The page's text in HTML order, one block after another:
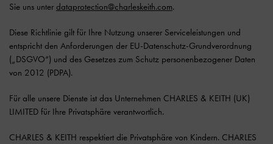
Sie uns unter dataprotection@charleskeith.com.
Diese Richtlinie gilt für Ihre Nutzung unserer Serviceleistungen und
entspricht den Anforderungen der EU-Datenschutz-Grundverordnung
(„DSGVO“) und des Gesetzes zum Schutz personenbezogener Daten
von 2012 (PDPA).
Für alle unsere Dienste ist das Unternehmen CHARLES & KEITH (UK)
LIMITED für Ihre Privatsphäre verantwortlich.
CHARLES & KEITH respektiert die Privatsphäre von Kindern. CHARLES